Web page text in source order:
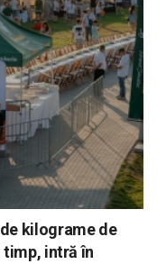
kilograme de
timp, intră în